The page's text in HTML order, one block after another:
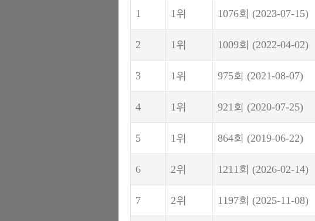
1 1위 1076회 (2023-07-15)
2 1위 1009회 (2022-04-02)
3 1위 975회 (2021-08-07)
4 1위 921회 (2020-07-25)
5 1위 864회 (2019-06-22)
6 2위 1211회 (2026-02-14)
7 2위 1197회 (2025-11-08)